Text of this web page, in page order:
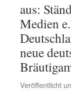
aus:
Medien
neue
Veröffentlicht